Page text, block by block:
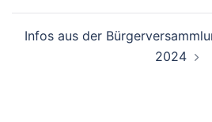
Infos aus der
2024